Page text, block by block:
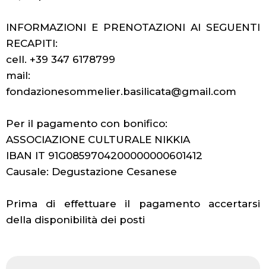
INFORMAZIONI E PRENOTAZIONI AI SEGUENTI
RECAPITI:
cell. +39 347 6178799
mail:
fondazionesommelier.basilicata@gmail.com
Per il pagamento con bonifico:
ASSOCIAZIONE CULTURALE NIKKIA
IBAN IT 91G0859704200000000601412
Causale: Degustazione Cesanese
Prima di effettuare il pagamento accertarsi
della disponibilità dei posti